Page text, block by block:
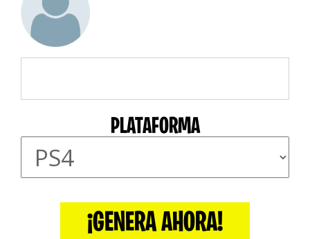
PLATAFORMA
¡GENERA AHORA!